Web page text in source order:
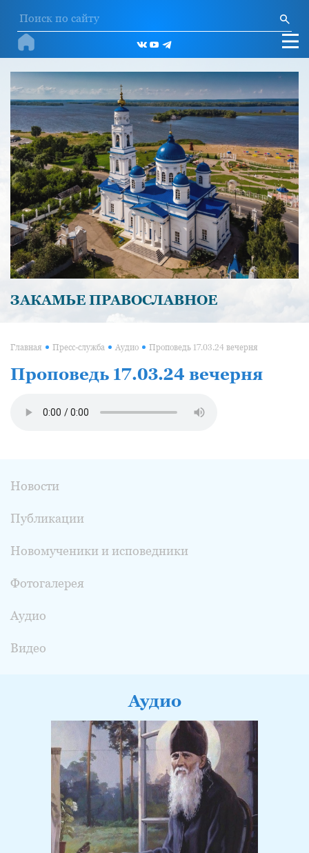
ЗАКАМЬЕ ПРАВОСЛАВНОЕ
Главная Пресс-служба Аудио Проповедь 17.03.24 вечерня
Проповедь 17.03.24 вечерня
Новости
Публикации
Новомученики и исповедники
Фотогалерея
Аудио
Видео
Аудио